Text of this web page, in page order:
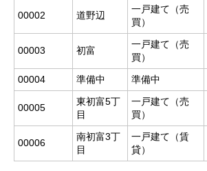
00002 道野辺
一戸建て（売
買）
00003 初富
一戸建て（売
買）
00004 準備中 準備中
00005
東初富5丁
目
一戸建て（売
買）
00006
南初富3丁
目
一戸建て（賃
貸）